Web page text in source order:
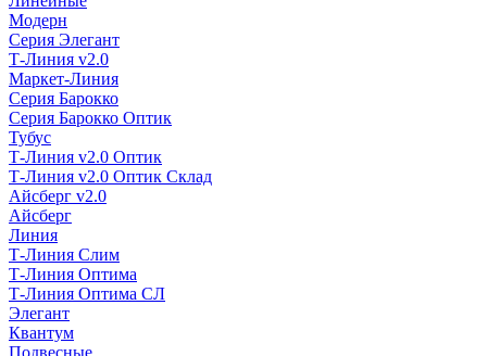
Модерн
Серия Элегант
Т-Линия v2.0
Маркет-Линия
Серия Барокко
Серия Барокко Оптик
Тубус
Т-Линия v2.0 Оптик
Т-Линия v2.0 Оптик Склад
Айсберг v2.0
Айсберг
Линия
Т-Линия Слим
Т-Линия Оптима
Т-Линия Оптима СЛ
Элегант
Квантум
Подвесные